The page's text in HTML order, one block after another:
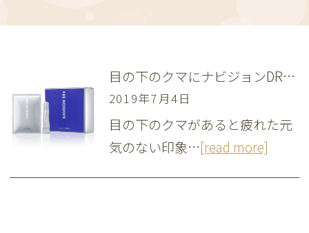
目の下のクマにナビジョンDRフォーカスアイプログラム
2019年7月4日
目の下のクマがあると疲れた元
気のない印象…[read more]